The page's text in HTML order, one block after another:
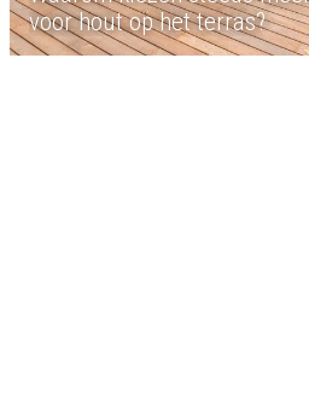
voor hout op het terras?